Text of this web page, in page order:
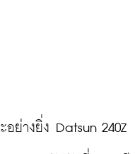
ย่างยิ่ง Datsun 240Z